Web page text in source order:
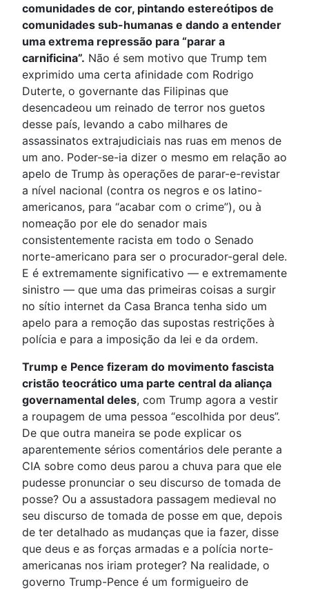
comunidades de cor, pintando estereótipos de
comunidades sub-humanas e dando a entender
uma extrema repressão para “parar a
carnificina”. Não é sem motivo que Trump tem
exprimido uma certa afinidade com Rodrigo
Duterte, o governante das Filipinas que
desencadeou um reinado de terror nos guetos
desse país, levando a cabo milhares de
assassinatos extrajudiciais nas ruas em menos de
um ano. Poder-se-ia dizer o mesmo em relação ao
apelo de Trump às operações de parar-e-revistar
a nível nacional (contra os negros e os latino-
americanos, para “acabar com o crime”), ou à
nomeação por ele do senador mais
consistentemente racista em todo o Senado
norte-americano para ser o procurador-geral dele.
E é extremamente significativo — e extremamente
sinistro — que uma das primeiras coisas a surgir
no sítio internet da Casa Branca tenha sido um
apelo para a remoção das supostas restrições à
polícia e para a imposição da lei e da ordem.
Trump e Pence fizeram do movimento fascista
cristão teocrático uma parte central da aliança
governamental deles, com Trump agora a vestir
a roupagem de uma pessoa “escolhida por deus”.
De que outra maneira se pode explicar os
aparentemente sérios comentários dele perante a
CIA sobre como deus parou a chuva para que ele
pudesse pronunciar o seu discurso de tomada de
posse? Ou a assustadora passagem medieval no
seu discurso de tomada de posse em que, depois
de ter detalhado as mudanças que ia fazer, disse
que deus e as forças armadas e a polícia norte-
americanas nos iriam proteger? Na realidade, o
governo Trump-Pence é um formigueiro de